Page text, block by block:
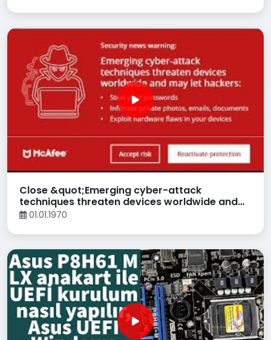
Close &quot;Emerging cyber-attack
techniques threaten devices worldwide and
01.01.1970